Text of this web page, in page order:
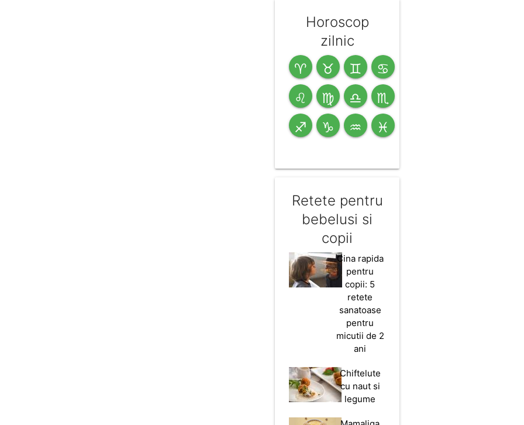
Horoscop
zilnic
♈ ♉ ♊ ♋
♌ ♍ ♎ ♏
♐ ♑ ♒ ♓
Retete pentru
bebelusi si
copii
Cina rapida
pentru
copii: 5
retete
sanatoase
pentru
micutii de 2
ani
Chiftelute
cu naut si
legume